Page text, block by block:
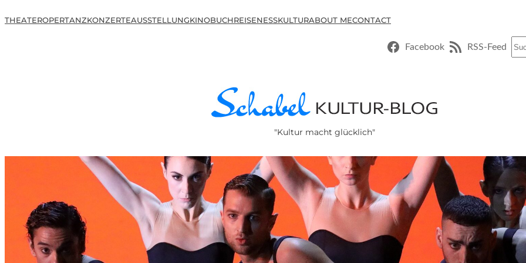
THEATEROPERTANZKONZERTEAUSSTELLUNGKINOBUCHREISENESSKULTURABOUT MECONTACT
Facebook RSS-Feed
"Kultur macht glücklich"